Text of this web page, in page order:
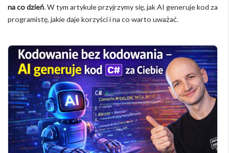
na co dzień. W tym artykule przyjrzymy się, jak AI generuje kod za
programistę, jakie daje korzyści i na co warto uważać.